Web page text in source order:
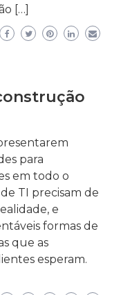
[…]
para
em todo o
TI precisam de
e
formas de
que as
esperam.